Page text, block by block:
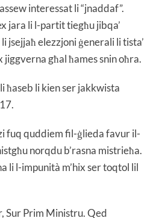
interessat li “jnaddaf”.
jara li l-partit tiegħu jibqa’
jsejjaħ elezzjoni ġenerali li tista’
għal ħames snin oħra.
ħaseb li kien ser jakkwista
fuq quddiem fil-ġlieda favur il-
norqdu b’rasna mistrieħa.
li l-impunità m’hix ser toqtol lil
Sur Prim Ministru. Qed